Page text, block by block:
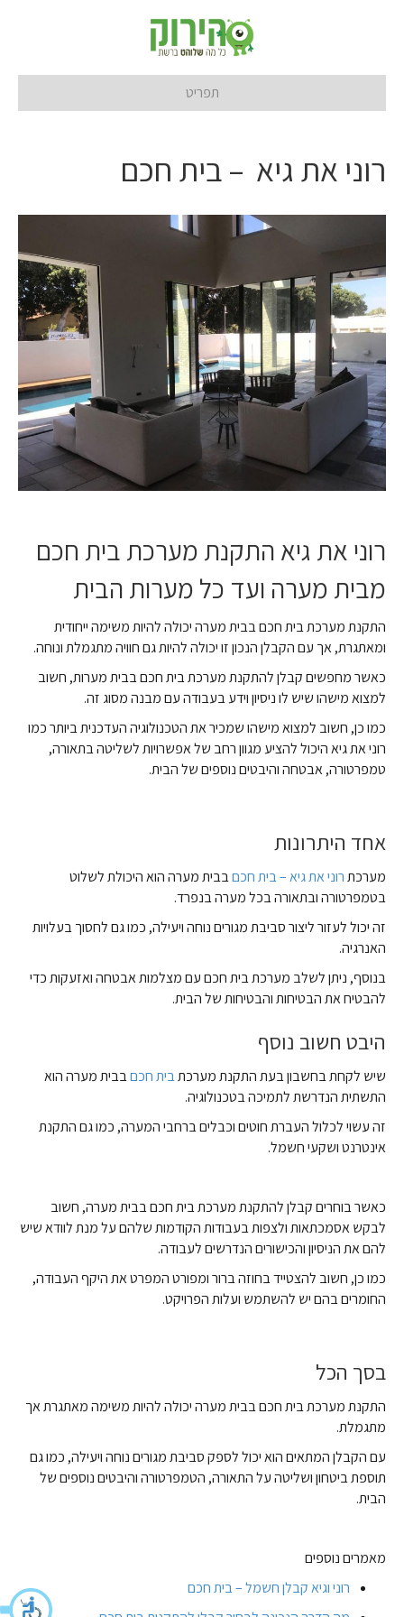
תפריט
רוני את גיא – בית חכם
רוני את גיא התקנת מערכת בית חכם
מבית מערה ועד כל מערות הבית
התקנת מערכת בית חכם בבית מערה יכולה להיות משימה ייחודית
ומאתגרת, אך עם הקבלן הנכון זו יכולה להיות גם חוויה מתגמלת ונוחה.
כאשר מחפשים קבלן להתקנת מערכת בית חכם בבית מערות, חשוב
למצוא מישהו שיש לו ניסיון וידע בעבודה עם מבנה מסוג זה.
כמו כן, חשוב למצוא מישהו שמכיר את הטכנולוגיה העדכנית ביותר כמו
רוני את גיא היכול להציע מגוון רחב של אפשרויות לשליטה בתאורה,
טמפרטורה, אבטחה והיבטים נוספים של הבית.
אחד היתרונות
מערכתרוני את גיא – בית חכםבבית מערה הוא היכולת לשלוט
בטמפרטורה ובתאורה בכל מערה בנפרד.
זה יכול לעזור ליצור סביבת מגורים נוחה ויעילה, כמו גם לחסוך בעלויות
האנרגיה.
בנוסף, ניתן לשלב מערכת בית חכם עם מצלמות אבטחה ואזעקות כדי
להבטיח את הבטיחות והבטיחות של הבית.
היבט חשוב נוסף
שיש לקחת בחשבון בעת התקנת מערכתבית חכםבבית מערה הוא
התשתית הנדרשת לתמיכה בטכנולוגיה.
זה עשוי לכלול העברת חוטים וכבלים ברחבי המערה, כמו גם התקנת
אינטרנט ושקעי חשמל.
כאשר בוחרים קבלן להתקנת מערכת בית חכם בבית מערה, חשוב
לבקש אסמכתאות ולצפות בעבודות הקודמות שלהם על מנת לוודא שיש
להם את הניסיון והכישורים הנדרשים לעבודה.
כמו כן, חשוב להצטייד בחוזה ברור ומפורט המפרט את היקף העבודה,
החומרים בהם יש להשתמש ועלות הפרויקט.
בסך הכל
התקנת מערכת בית חכם בבית מערה יכולה להיות משימה מאתגרת אך
מתגמלת.
עם הקבלן המתאים הוא יכול לספק סביבת מגורים נוחה ויעילה, כמו גם
תוספת ביטחון ושליטה על התאורה, הטמפרטורה והיבטים נוספים של
הבית.
מאמרים נוספים
רוני וגיא קבלן חשמל – בית חכם